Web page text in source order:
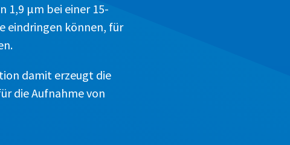
1,9 μm bei einer 15-
eindringen können, für
damit erzeugt die
die Aufnahme von